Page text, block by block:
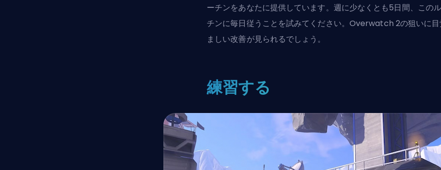
ーチンをあなたに提供しています。週に少なくとも5日間、この
チンに毎日従うことを試みてください。Overwatch 2の狙いに目
ましい改善が見られるでしょう。
練習する